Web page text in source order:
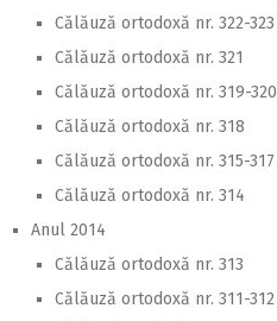
Călăuză ortodoxă nr. 322-323
Călăuză ortodoxă nr. 321
Călăuză ortodoxă nr. 319-320
Călăuză ortodoxă nr. 318
Călăuză ortodoxă nr. 315-317
Călăuză ortodoxă nr. 314
Anul 2014
Călăuză ortodoxă nr. 313
Călăuză ortodoxă nr. 311-312